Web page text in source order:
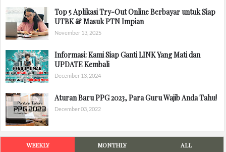
Top 5 Aplikasi Try-Out Online Berbayar untuk Siap
UTBK & Masuk PTN Impian
November 13, 2025
Informasi: Kami Siap Ganti LINK Yang Mati dan
UPDATE Kembali
December 13, 2024
Aturan Baru PPG 2023, Para Guru Wajib Anda Tahu!
December 03, 2022
WEEKLY MONTHLY ALL